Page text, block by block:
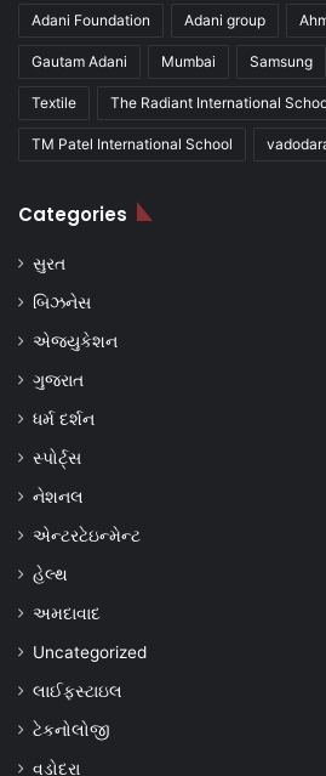
Adani Foundation Adani group
Gautam Adani Mumbai Samsung
Textile The Radiant International
TM Patel International School
Categories
સુરત
બિઝનેસ
એજ્યુકેશન
ગુજરાત
ધર્મ દર્શન
સ્પોર્ટ્સ
નેશનલ
એન્ટરટેઇન્મેન્ટ
હેલ્થ
અમદાવાદ
Uncategorized
લાઈફસ્ટાઇલ
ટેકનોલોજી
વડોદરા